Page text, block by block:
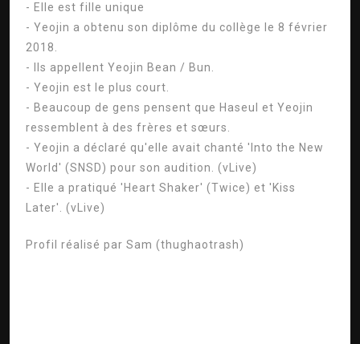
- Elle est fille unique
- Yeojin a obtenu son diplôme du collège le 8 février
2018.
- Ils appellent Yeojin Bean / Bun.
- Yeojin est le plus court.
- Beaucoup de gens pensent que Haseul et Yeojin
ressemblent à des frères et sœurs.
- Yeojin a déclaré qu'elle avait chanté 'Into the New
World' (SNSD) pour son audition. (vLive)
- Elle a pratiqué 'Heart Shaker' (Twice) et 'Kiss
Later'. (vLive)
Profil réalisé par Sam (thughaotrash)